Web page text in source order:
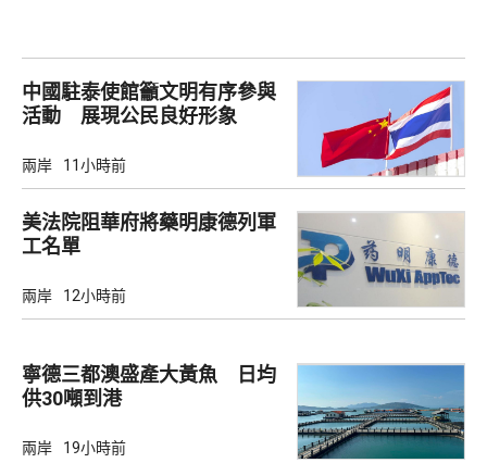
中國駐泰使館籲文明有序參與
活動 展現公民良好形象
兩岸 11小時前
美法院阻華府將藥明康德列軍
工名單
兩岸 12小時前
寧德三都澳盛產大黃魚 日均
供30噸到港
兩岸 19小時前